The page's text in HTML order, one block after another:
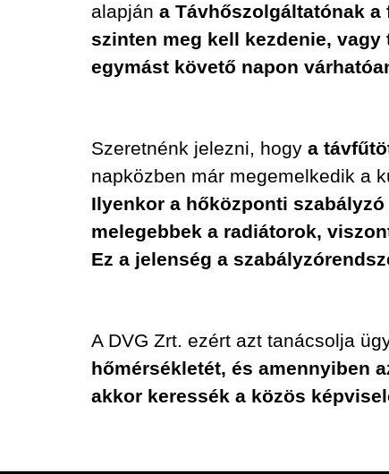
alapján a Távhőszolgáltatónak
szinten meg kell kezdenie,
egymást követő napon
Szeretnénk jelezni, hogy a
napközben már megemelkedik a
Ilyenkor a hőközponti
melegebbek a radiátorok,
Ez a jelenség a
A DVG Zrt. ezért azt tanácsolja
hőmérsékletét, és amennyiben
akkor keressék a közös